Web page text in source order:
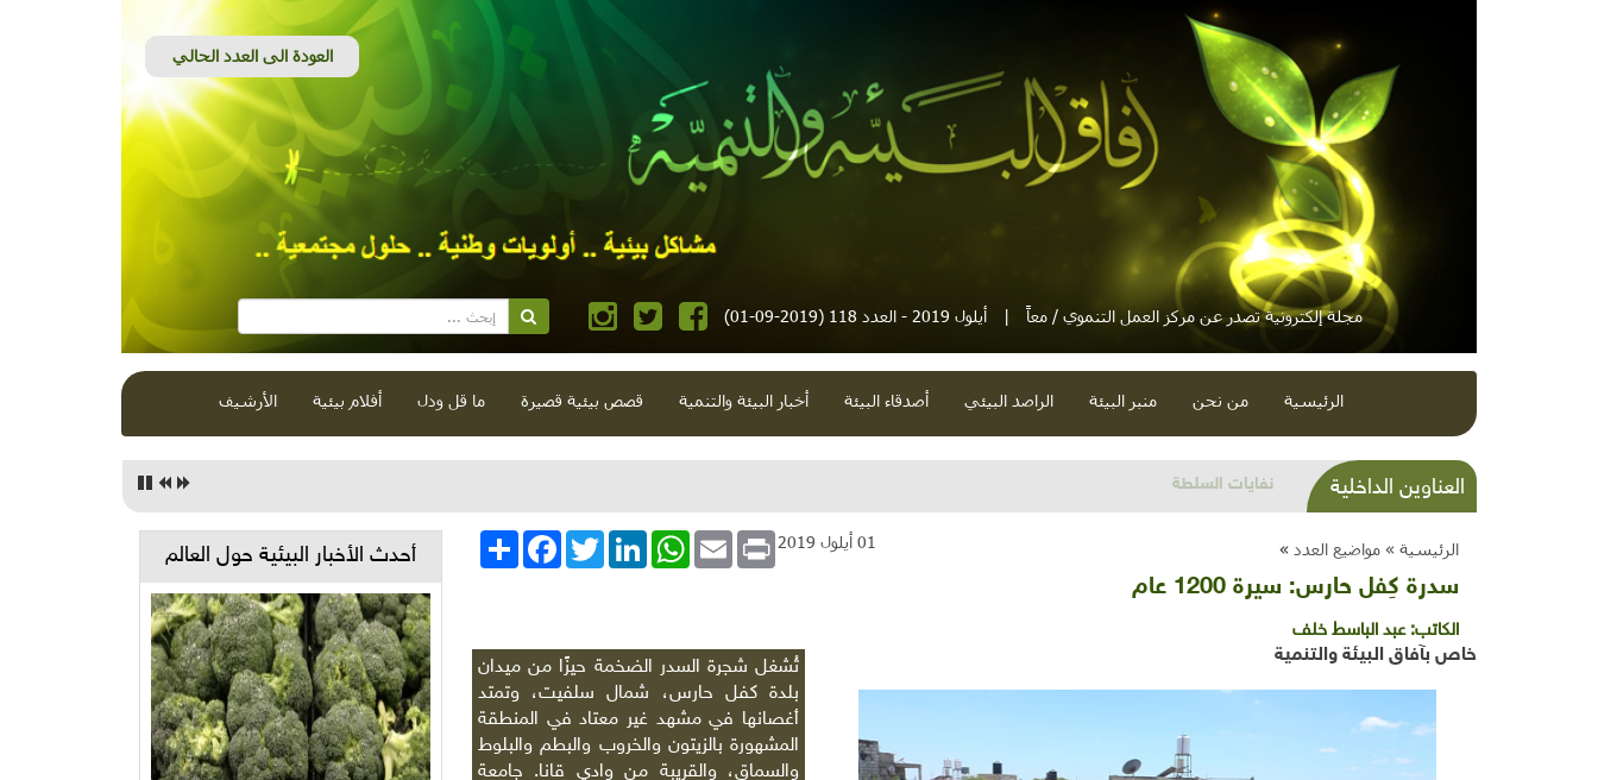
مجلة إلكترونية تصدر عن مركز العمل التنموي / معاً | أيلول 2019 - العدد 118 (2019-09-01)
الرئيسية من نحن منبر البيئة الراصد البيئي أصدقاء البيئة أخبار البيئة والتنمية قصص بيئية قصيرة ما قل ودل أفلام بيئية الأرشيف
العناوين الداخلية شذرات بيئية وتنموية...مهرجانات وأزمات وزحف وعيد وبطالة..
الرئيسية » مواضيع العدد » انشر
FacebookTwitterLinkedInWhatsApp Email Print 01 أيلول 2019
سدرة كِفل حارس: سيرة 1200 عام
الكاتب:عبد الباسط خلف
تُشغل شجرة السدر الضخمة حيزًا من ميدان
بلدة كفل حارس، شمال سلفيت، وتمتد
أغصانها في مشهد غير معتاد في المنطقة
المشهورة بالزيتون والخروب والبطم والبلوط
والسماق، والقريبة من وادي قانا. جامعة
خاص بآفاق البيئة والتنمية
أحدث الأخبار البيئية حول العالم